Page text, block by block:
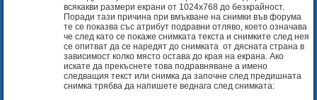
всякакви размери екрани от 1024x768 до безкрайност.
Поради тази причина при вмъкване на снимки във форума
те се показва със атрибут подравни отляво, което означава
че след като се покаже снимката текста и снимките след нея
се опитват да се наредят до снимката от дясната страна в
зависимост колко място остава до края на екрана. Ако
искате да прекъснете това подравняване а имено
следващия текст или снимка да започне след предишната
снимка трябва да напишете веднага след снимката: